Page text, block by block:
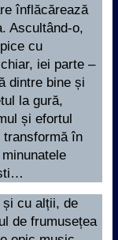
înflăcărează
Ascultând-o,
cu
iei parte –
dintre bine și
la gură,
și efortul
în
cu alții, de
de frumusețea